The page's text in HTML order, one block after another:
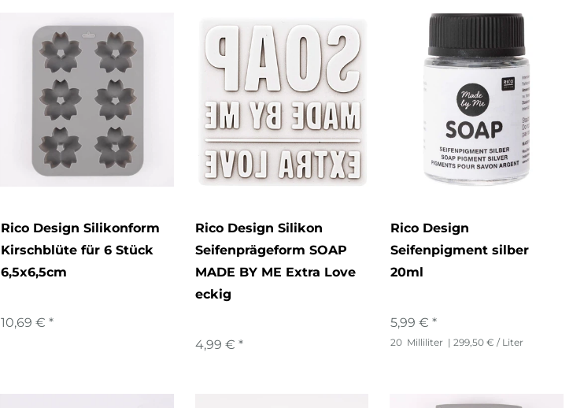
Rico Design Silikonform
Kirschblüte für 6 Stück
6,5x6,5cm
10,69 € *
Rico Design Silikon
Seifenprägeform SOAP
MADE BY ME Extra Love
eckig
4,99 € *
Rico Design
Seifenpigment silber
20ml
5,99 € *
20 Milliliter | 299,50 € / Liter